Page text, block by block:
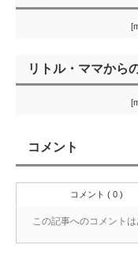
リトル・ママから
コメント
コメント ( 0 )
この記事へのコメントは